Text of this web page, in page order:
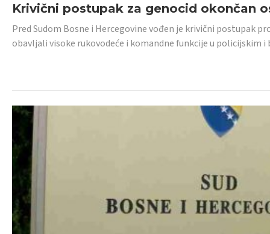
Krivični postupak za genocid okončan
Pred Sudom Bosne i Hercegovine vođen je krivični postupak
obavljali visoke rukovodeće i komandne funkcije u policijskim